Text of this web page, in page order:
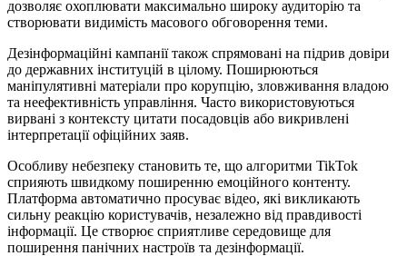
дозволяє охоплювати максимально широку аудиторію та
створювати видимість масового обговорення теми.
Дезінформаційні кампанії також спрямовані на підрив довіри
до державних інституцій в цілому. Поширюються
маніпулятивні матеріали про корупцію, зловживання владою
та неефективність управління. Часто використовуються
вирвані з контексту цитати посадовців або викривлені
інтерпретації офіційних заяв.
Особливу небезпеку становить те, що алгоритми TikTok
сприяють швидкому поширенню емоційного контенту.
Платформа автоматично просуває відео, які викликають
сильну реакцію користувачів, незалежно від правдивості
інформації. Це створює сприятливе середовище для
поширення панічних настроїв та дезінформації.